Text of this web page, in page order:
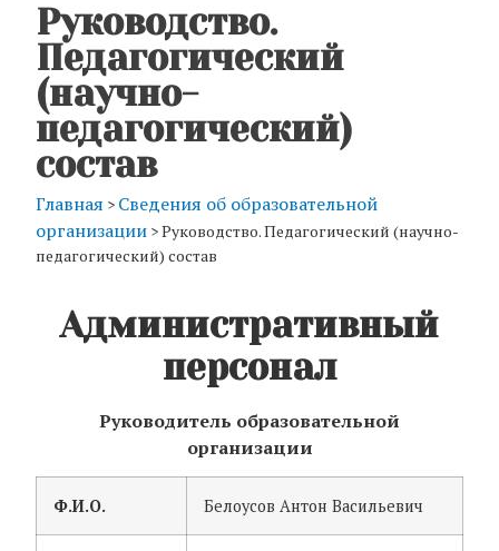
Руководство.
Педагогический
(научно-
педагогический)
состав
Главная > Сведения об образовательной
организации >Руководство. Педагогический (научно-
педагогический) состав
Административный
персонал
Руководитель образовательной
организации
Ф.И.О. Белоусов Антон Васильевич